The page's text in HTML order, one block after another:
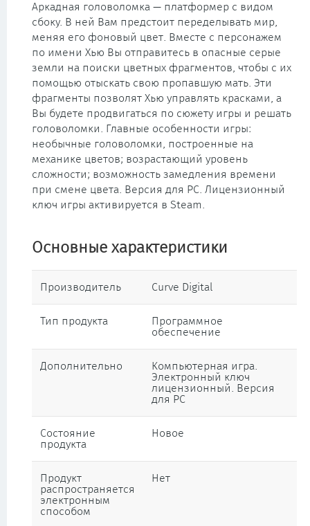
Аркадная головоломка — платформер с видом
сбоку. В ней Вам предстоит переделывать мир,
меняя его фоновый цвет. Вместе с персонажем
по имени Хью Вы отправитесь в опасные серые
земли на поиски цветных фрагментов, чтобы с их
помощью отыскать свою пропавшую мать. Эти
фрагменты позволят Хью управлять красками, а
Вы будете продвигаться по сюжету игры и решать
головоломки. Главные особенности игры:
необычные головоломки, построенные на
механике цветов; возрастающий уровень
сложности; возможность замедления времени
при смене цвета. Версия для PC. Лицензионный
ключ игры активируется в Steam.
Основные характеристики
Производитель Curve Digital
Тип продукта
Программное
обеспечение
Дополнительно
Компьютерная игра.
Электронный ключ
лицензионный. Версия
для PC
Состояние
продукта
Новое
Продукт
распространяется
электронным
способом
Нет